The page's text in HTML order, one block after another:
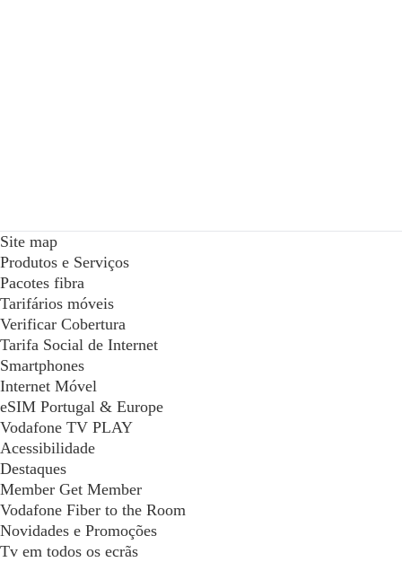
Site map
Produtos e Serviços
Pacotes fibra
Tarifários móveis
Verificar Cobertura
Tarifa Social de Internet
Smartphones
Internet Móvel
eSIM Portugal & Europe
Vodafone TV PLAY
Acessibilidade
Destaques
Member Get Member
Vodafone Fiber to the Room
Novidades e Promoções
Tv em todos os ecrãs